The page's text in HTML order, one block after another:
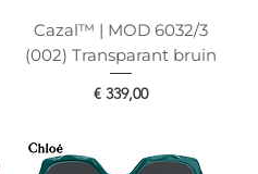
Cazal™ | MOD 6032/3
(002) Transparant bruin
Prijs
€ 339,00